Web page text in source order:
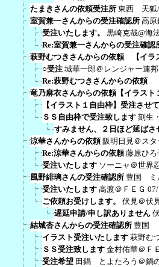
たまきさんの依頼受注所 東西 天狐/
室賀兼一さんからの受注確認所 高原
受注いたします。
黒崎克哉@海
Re:室賀兼一さんからの受注確認
萩野むつきさんからの依頼 【イラ
○受注 城華一郎＠レンジャー連邦
Re:萩野むつきさんからの依頼
竜乃麻衣さんからの依頼【イラスト
【イラスト１自由枠】受注させ
ＳＳ自由枠で受注致します 刻生
すみません、２日ほど延ばさ
涼華さんからの依頼 阪明日見＠スタ
Re:涼華さんからの依頼 藤原ひろ
受注いたします ソーニャ＠世界
風野緋璃さんの受注確認所 豊国 ミ
受注いたします 高渡＠ＦＥＧ
ご依頼お受けします。
伏見＠伏
遅延申請/申し訳ありません
結城杏さんからの受注確認所 豊国
イラスト受注いたします 萩野む
ＳＳ受注致します 金村佑華＠Ｆ
受注希望 田鍋 とよたろう＠鍋